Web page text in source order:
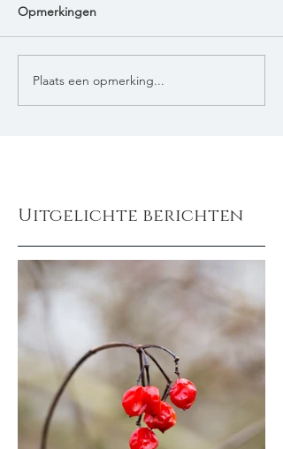
Opmerkingen
Plaats een opmerking...
Uitgelichte berichten